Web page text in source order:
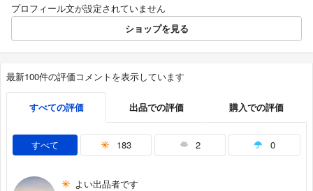
プロフィール文が設定されていません
ショップを見る
最新100件の評価コメントを表示しています
すべての評価 出品での評価 購入での評価
すべて 183 2 0
よい出品者です